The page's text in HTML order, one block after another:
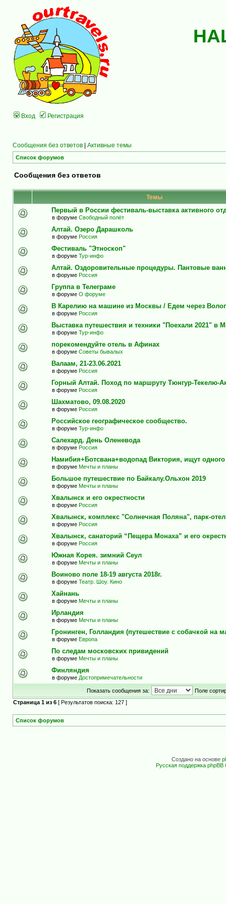
Вход Регистрация
Сообщения без ответов | Активные темы
Список форумов
Сообщения без ответов
Темы
Первый в России фестиваль-выставка активного
в форуме Свободный полёт
Алтай. Озеро Дарашколь
в форуме Россия
Фестиваль "Этноскоп"
в форуме Тур-инфо
Алтай. Оздоровительные процедуры. Пантовые
в форуме Россия
Группа в Телеграме
в форуме О форуме
В Карелию на машине из Москвы / Едем через
в форуме Россия
Выставка путешествия и техники "Поехали 2021" в
в форуме Тур-инфо
порекомендуйте отель в Афинах
в форуме Советы бывалых
Валаам, 21-23.06.2021
в форуме Россия
Горный Алтай. Поход по маршруту Тюнгур-Текелю-
в форуме Россия
Шахматово, 09.08.2020
в форуме Россия
Российское географическое сообщество.
в форуме Тур-инфо
Салехард. День Оленевода
в форуме Россия
Намибия+Ботсвана+водопад Виктория, ищут
в форуме Мечты и планы
Большое путешествие по Байкалу.Ольхон 2019
в форуме Мечты и планы
Хвалынск и его окрестности
в форуме Россия
Хвалынск, комплекс "Солнечная Поляна", парк-
в форуме Россия
Хвалынск, санаторий “Пещера Монаха” и его
в форуме Россия
Южная Корея. зимний Сеул
в форуме Мечты и планы
Воиново поле 18-19 августа 2018г.
в форуме Театр. Шоу. Кино
Хайнань
в форуме Мечты и планы
Ирландия
в форуме Мечты и планы
Гронинген, Голландия (путешествие с собачкой на
в форуме Европа
По следам московских привидений
в форуме Мечты и планы
Финляндия
в форуме Достопримечательности
Показать сообщения за:
Поле
Страница 1 из 6 [ Результатов поиска: 127 ]
Список форумов
Создано на основе
Русская поддержка phpBB